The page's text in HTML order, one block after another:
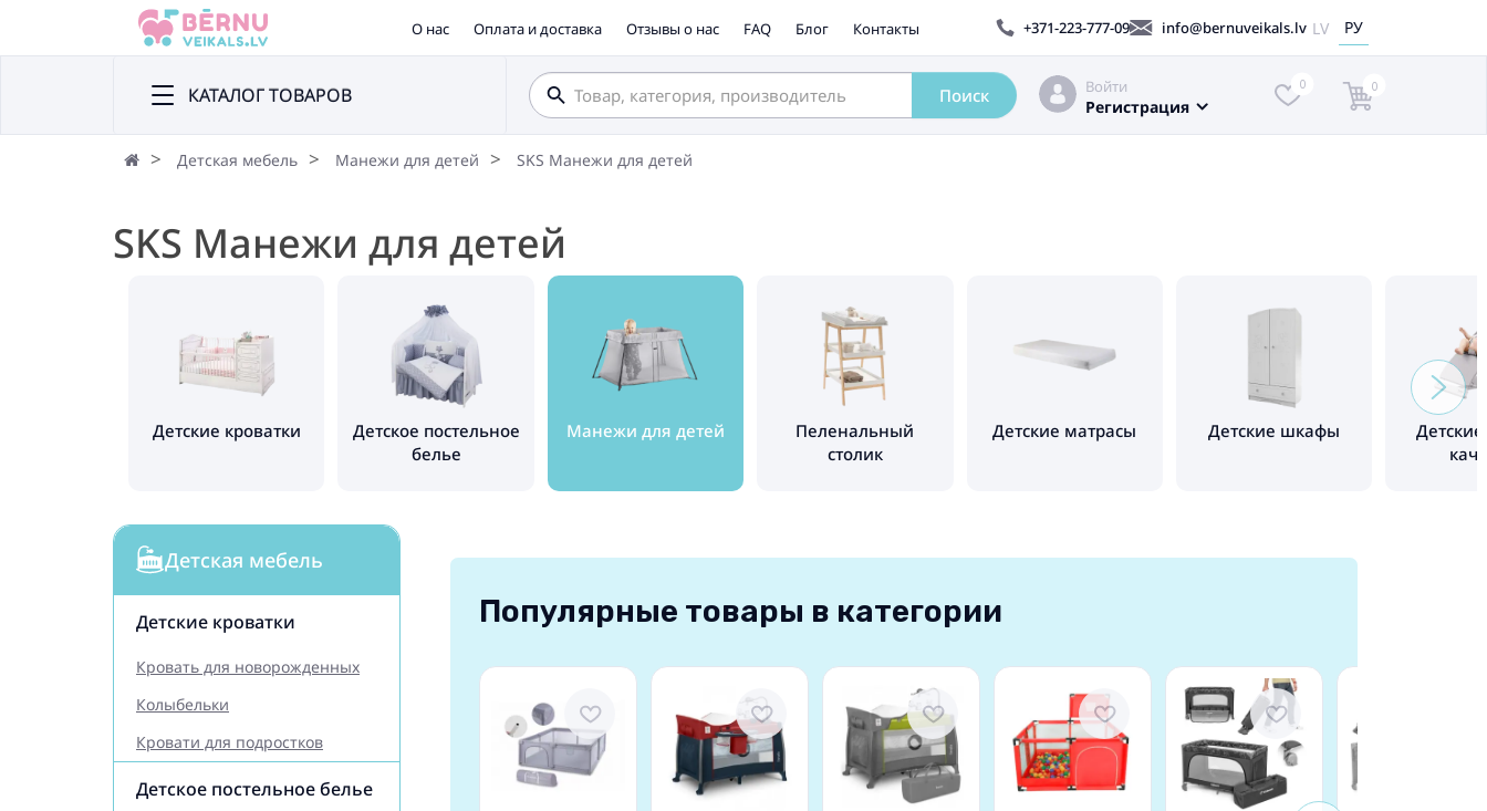
О нас Оплата и доставка Отзывы о нас FAQ Блог Контакты +371-223-777-09 info@bernuveikals.lv LV РУ
КАТАЛОГ ТОВАРОВ Поиск Войти
Регистрация
0 0
Детская мебель Манежи для детей SKS Манежи для детей
SKS Манежи для детей
Детские кроватки
Детское постельное
белье
Манежи для детей
Пеленальный
столик
Детские матрасы Детские шкафы
Детская мебель
Детские кроватки
Кровать для новорожденных
Колыбельки
Кровати для подростков
Детское постельное белье
Популярные товары в категории